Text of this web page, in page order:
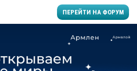
ПЕРЕЙТИ НА ФОРУМ